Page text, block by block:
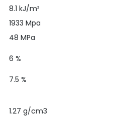
8.1 kJ/m²
1933 Mpa
48 MPa
6 %
7.5 %
1.27 g/cm3